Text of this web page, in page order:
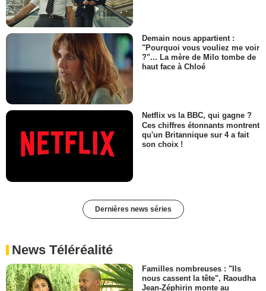
Demain nous appartient :
"Pourquoi vous vouliez me voir
?"... La mère de Milo tombe de
haut face à Chloé
Netflix vs la BBC, qui gagne ?
Ces chiffres étonnants montrent
qu'un Britannique sur 4 a fait
son choix !
Dernières news séries
News Téléréalité
Familles nombreuses : "Ils
nous cassent la tête", Raoudha
Jean-Zéphirin monte au